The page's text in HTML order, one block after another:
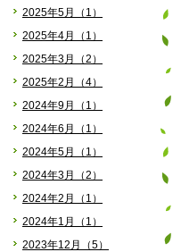
2025年5月（1）
2025年4月（1）
2025年3月（2）
2025年2月（4）
2024年9月（1）
2024年6月（1）
2024年5月（1）
2024年3月（2）
2024年2月（1）
2024年1月（1）
2023年12月（5）